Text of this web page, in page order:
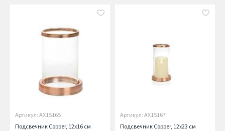
Артикул: AX15165
Подсвечник Copper, 12х16 см
Артикул: AX15167
Подсвечник Copper, 12х23 см